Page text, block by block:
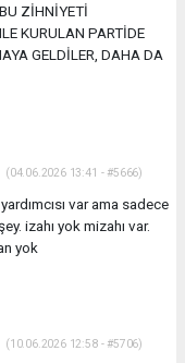
ZİHNİYETİ
KURULAN PARTİDE
GELDİLER, DAHA DA
(04.06.2026 13:41 - #5666)
var ama sadece
izahı yok mizahı var.
yok
(10.06.2026 12:58 - #5706)